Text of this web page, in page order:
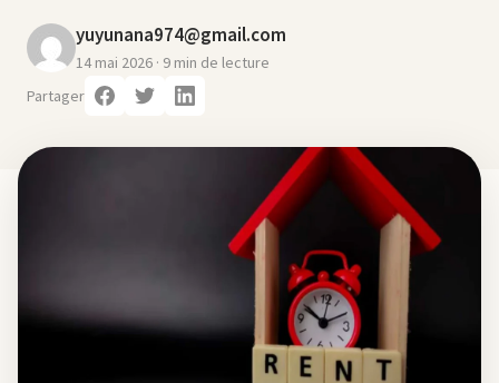
yuyunana974@gmail.com
14 mai 2026 · 9 min de lecture
Partager